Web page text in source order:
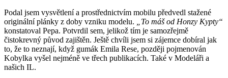
Podal jsem vysvětlení a prostřednictvím mobilu předvedl stažené
originální plánky z doby vzniku modelu. „To máš od Honzy Kypty“
konstatoval Pepa. Potvrdil sem, jelikož tím je samozřejmě
čistokrevný původ zajištěn. Ještě chvíli jsem si zájemce dobíral jak
to, že to neznají, když gumák Emila Rese, později pojmenován
Kobylka vyšel nejméně ve třech publikacích. Také v Modeláři a
našich IL.